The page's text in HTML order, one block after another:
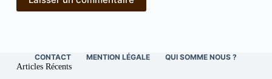
CONTACT MENTION LÉGALE QUI SOMME NOUS ?
Articles Récents